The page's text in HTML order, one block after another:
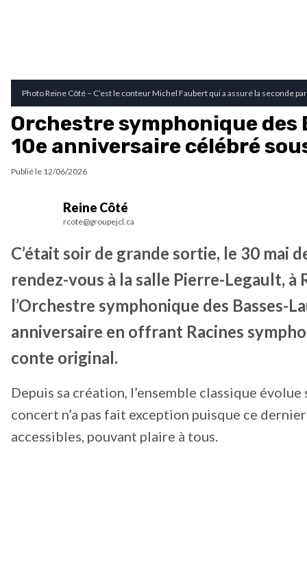
Photo Reine Côté – C’est le conteur Michel Faubert qui a assuré la seconde
Orchestre symphonique des
10e anniversaire célébré
Publié le 12/06/2026
Reine Côté
rcote@groupejcl.ca
C’était soir de grande sortie, le 30 mai
rendez-vous à la salle Pierre-Legault,
l’Orchestre symphonique des Basses-
anniversaire en offrant Racines
conte original.
Depuis sa création, l’ensemble classique
concert n’a pas fait exception puisque ce
accessibles, pouvant plaire à tous.